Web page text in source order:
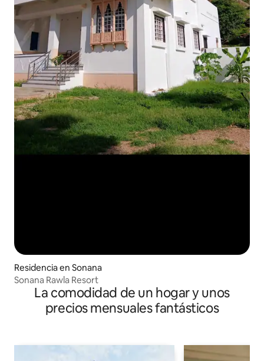
Residencia en Sonana
Sonana Rawla Resort
La comodidad de un hogar y unos
precios mensuales fantásticos